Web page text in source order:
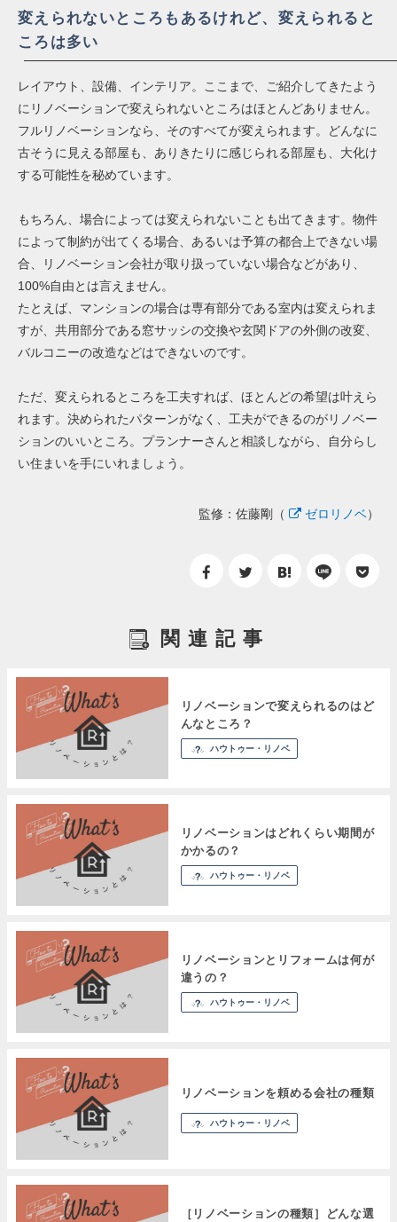
変えられないところもあるけれど、変えられると
ころは多い
レイアウト、設備、インテリア。ここまで、ご紹介してきたよう
にリノベーションで変えられないところはほとんどありません。
フルリノベーションなら、そのすべてが変えられます。どんなに
古そうに見える部屋も、ありきたりに感じられる部屋も、大化け
する可能性を秘めています。
もちろん、場合によっては変えられないことも出てきます。物件
によって制約が出てくる場合、あるいは予算の都合上できない場
合、リノベーション会社が取り扱っていない場合などがあり、
100%自由とは言えません。
たとえば、マンションの場合は専有部分である室内は変えられま
すが、共用部分である窓サッシの交換や玄関ドアの外側の改変、
バルコニーの改造などはできないのです。
ただ、変えられるところを工夫すれば、ほとんどの希望は叶えら
れます。決められたパターンがなく、工夫ができるのがリノベー
ションのいいところ。プランナーさんと相談しながら、自分らし
い住まいを手にいれましょう。
監修：佐藤剛（ ゼロリノベ）
関連記事
リノベーションで変えられるのはど
んなところ？
ハウトゥー・リノベ
リノベーションはどれくらい期間が
かかるの？
ハウトゥー・リノベ
リノベーションとリフォームは何が
違うの？
ハウトゥー・リノベ
リノベーションを頼める会社の種類
ハウトゥー・リノベ
［リノベーションの種類］どんな選